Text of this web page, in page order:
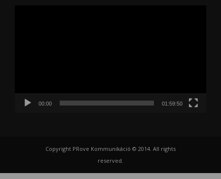
00:00 01:59:50
Copyright PRove Kommunikáció © 2014. All rights
reserved.